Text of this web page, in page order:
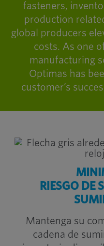
fasteners,
production
global producers
costs. As one
manufacturing
Optimas has
customer’s
RIESGO DE
Mantenga su
cadena de